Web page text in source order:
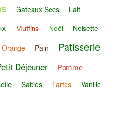
Gateaux Secs
Lait
Muffins Noël Noisette
Orange Pain Patisserie
Déjeuner Pomme
Sablés Tartes
Vanille